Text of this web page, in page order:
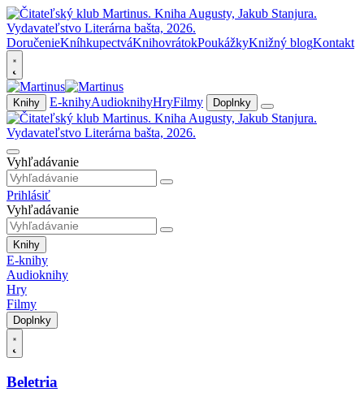
DoručenieKníhkupectváKnihovrátokPoukážkyKnižný blogKontakt
Knihy E-knihyAudioknihyHryFilmy Doplnky
Vyhľadávanie
Prihlásiť
Vyhľadávanie
Knihy
E-knihy
Audioknihy
Hry
Filmy
Doplnky
Beletria